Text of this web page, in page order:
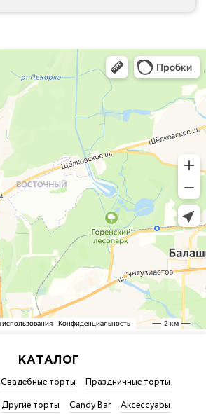
КАТАЛОГ
Свадебные торты
Праздничные торты
Другие торты Candy Bar
Аксессуары